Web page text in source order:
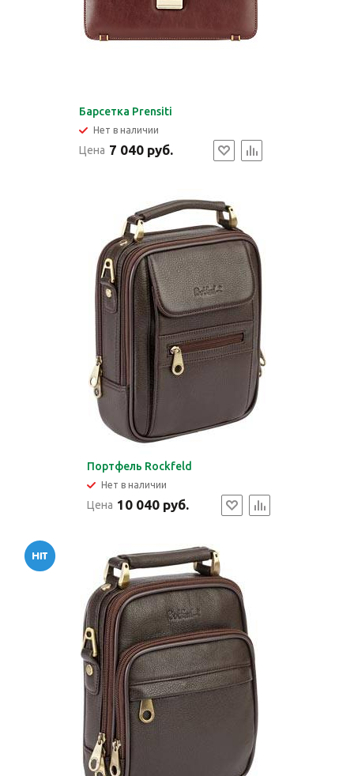
Барсетка Prensiti
Нет в наличии
Цена 7 040 руб.
Портфель Rockfeld
Нет в наличии
Цена 10 040 руб.